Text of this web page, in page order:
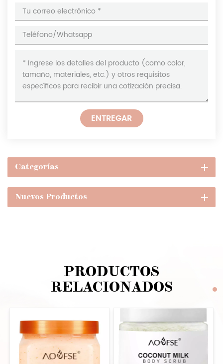
ENTREGAR
Categorías
Nuevos Productos
PRODUCTOS
RELACIONADOS